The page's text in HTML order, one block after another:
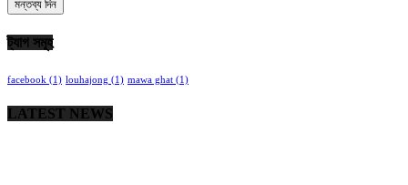
ট্যাগ সমূহ
facebook (1) louhajong (1) mawa ghat (1)
LATEST NEWS